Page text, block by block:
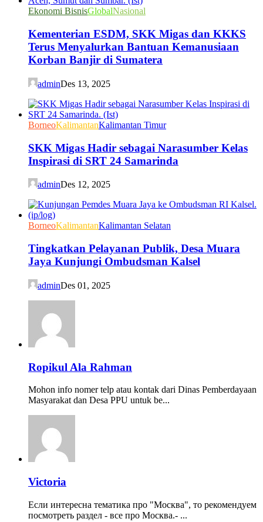
Ekonomi BisnisGlobalNasional
Kementerian ESDM, SKK Migas dan KKKS
Terus Menyalurkan Bantuan Kemanusiaan
Korban Banjir di Sumatera
adminDes 13, 2025
BorneoKalimantanKalimantan Timur
SKK Migas Hadir sebagai Narasumber Kelas
Inspirasi di SRT 24 Samarinda
adminDes 12, 2025
BorneoKalimantanKalimantan Selatan
Tingkatkan Pelayanan Publik, Desa Muara
Jaya Kunjungi Ombudsman Kalsel
adminDes 01, 2025
Ropikul Ala Rahman
Mohon info nomer telp atau kontak dari Dinas Pemberdayaan
Masyarakat dan Desa PPU untuk be...
Victoria
Если интересна тематика про "Москва", то рекомендуем
посмотреть раздел - все про Москва.- ...